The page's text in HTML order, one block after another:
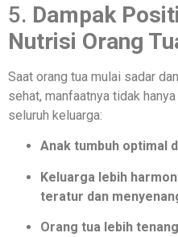
5. Dampak
Nutrisi Orang
Saat orang tua mulai sadar
sehat, manfaatnya tidak
seluruh keluarga:
Anak tumbuh optimal
Keluarga lebih
teratur dan
Orang tua lebih